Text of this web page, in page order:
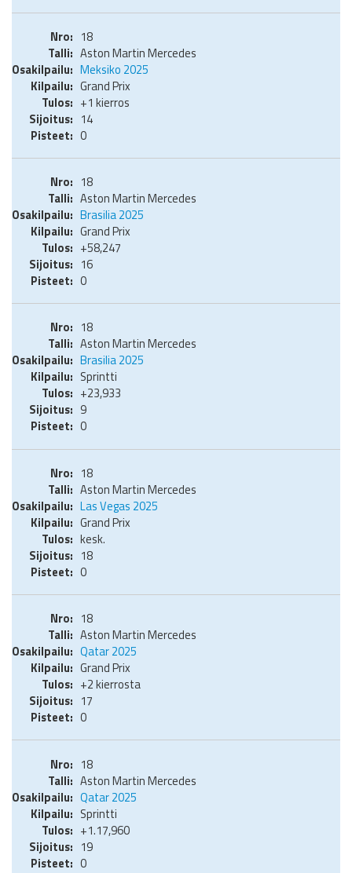
18
Aston Martin Mercedes
Meksiko 2025
Grand Prix
+1 kierros
14
0
18
Aston Martin Mercedes
Brasilia 2025
Grand Prix
+58,247
16
0
18
Aston Martin Mercedes
Brasilia 2025
Sprintti
+23,933
9
0
18
Aston Martin Mercedes
Las Vegas 2025
Grand Prix
kesk.
18
0
18
Aston Martin Mercedes
Qatar 2025
Grand Prix
+2 kierrosta
17
0
18
Aston Martin Mercedes
Qatar 2025
Sprintti
+1.17,960
19
0